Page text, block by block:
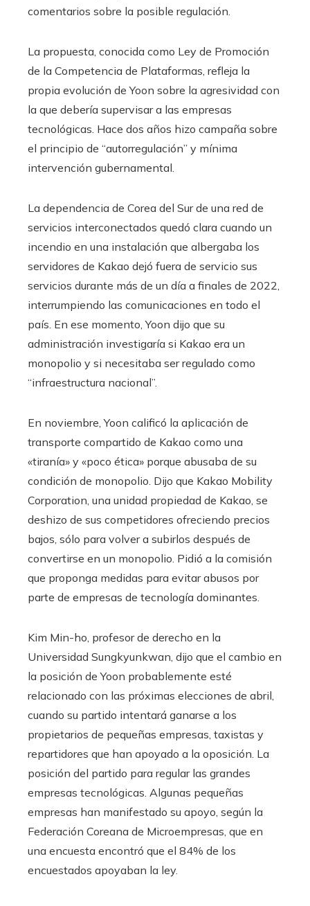
comentarios sobre la posible regulación.
La propuesta, conocida como Ley de Promoción
de la Competencia de Plataformas, refleja la
propia evolución de Yoon sobre la agresividad con
la que debería supervisar a las empresas
tecnológicas. Hace dos años hizo campaña sobre
el principio de “autorregulación” y mínima
intervención gubernamental.
La dependencia de Corea del Sur de una red de
servicios interconectados quedó clara cuando un
incendio en una instalación que albergaba los
servidores de Kakao dejó fuera de servicio sus
servicios durante más de un día a finales de 2022,
interrumpiendo las comunicaciones en todo el
país. En ese momento, Yoon dijo que su
administración investigaría si Kakao era un
monopolio y si necesitaba ser regulado como
“infraestructura nacional”.
En noviembre, Yoon calificó la aplicación de
transporte compartido de Kakao como una
«tiranía» y «poco ética» porque abusaba de su
condición de monopolio. Dijo que Kakao Mobility
Corporation, una unidad propiedad de Kakao, se
deshizo de sus competidores ofreciendo precios
bajos, sólo para volver a subirlos después de
convertirse en un monopolio. Pidió a la comisión
que proponga medidas para evitar abusos por
parte de empresas de tecnología dominantes.
Kim Min-ho, profesor de derecho en la
Universidad Sungkyunkwan, dijo que el cambio en
la posición de Yoon probablemente esté
relacionado con las próximas elecciones de abril,
cuando su partido intentará ganarse a los
propietarios de pequeñas empresas, taxistas y
repartidores que han apoyado a la oposición. La
posición del partido para regular las grandes
empresas tecnológicas. Algunas pequeñas
empresas han manifestado su apoyo, según la
Federación Coreana de Microempresas, que en
una encuesta encontró que el 84% de los
encuestados apoyaban la ley.